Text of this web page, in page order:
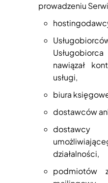
prowadzeniu
nawiązał
usługi,
biura
dostawców
dostawcy
działalności,
podmiotów